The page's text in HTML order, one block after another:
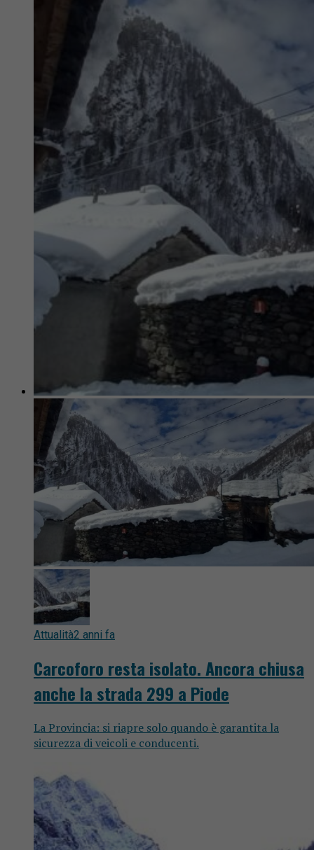
Attualità2 anni fa
Carcoforo resta isolato. Ancora chiusa
anche la strada 299 a Piode
La Provincia: si riapre solo quando è garantita la
sicurezza di veicoli e conducenti.